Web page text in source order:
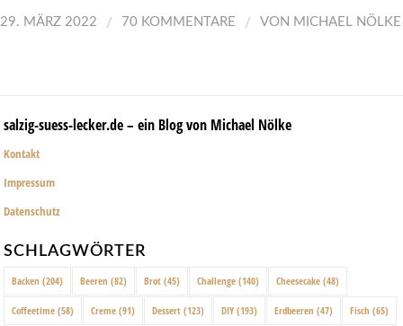
29. MÄRZ 2022 / 70 KOMMENTARE / VON MICHAEL NÖLKE
salzig-suess-lecker.de – ein Blog von Michael Nölke
Kontakt
Impressum
Datenschutz
SCHLAGWÖRTER
Backen (204) Beeren (82) Brot (45) Challenge (140) Cheesecake (48)
Coffeetime (58) Creme (91) Dessert (123) DIY (193) Erdbeeren (47) Fisch (65)